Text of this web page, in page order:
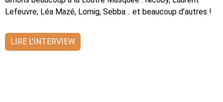
Lefeuvre, Léa Mazé, Lomig, Sebba… et beaucoup d’autres !
LIRE L'INTERVIEW